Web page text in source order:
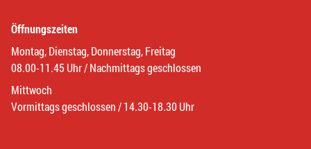
Öffnungszeiten
Montag, Dienstag, Donnerstag, Freitag
08.00-11.45 Uhr / Nachmittags geschlossen
Mittwoch
Vormittags geschlossen / 14.30-18.30 Uhr